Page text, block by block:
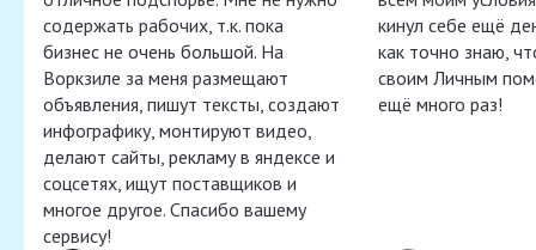
содержать рабочих, т.к. пока
бизнес не очень большой. На
Воркзиле за меня размещают
объявления, пишут тексты, создают
инфографику, монтируют видео,
делают сайты, рекламу в яндексе и
соцсетях, ищут поставщиков и
многое другое. Спасибо вашему
сервису!
кинул себе ещё
как точно знаю,
своим Личным
ещё много раз!